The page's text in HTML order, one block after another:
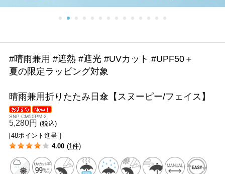
#晴雨兼用 #遮熱 #遮光 #UVカット #UPF50＋
夏の限定ラッピング対象
晴雨兼用折りたたみ日傘【スヌーピー/フェイス】
SNP-CM50PM-2
5,280円 (税込)
[48ポイント進呈 ]
4.00 (1件)